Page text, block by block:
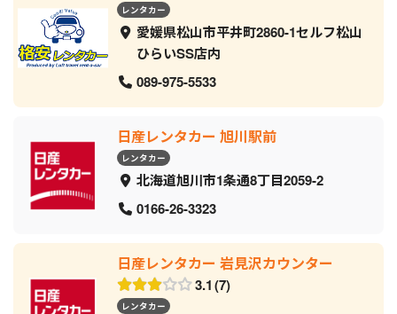
レンタカー
愛媛県松山市平井町2860-1セルフ松山
ひらいSS店内
089-975-5533
日産レンタカー 旭川駅前
レンタカー
北海道旭川市1条通8丁目2059‐2
0166-26-3323
日産レンタカー 岩見沢カウンター
3.1 7
レンタカー